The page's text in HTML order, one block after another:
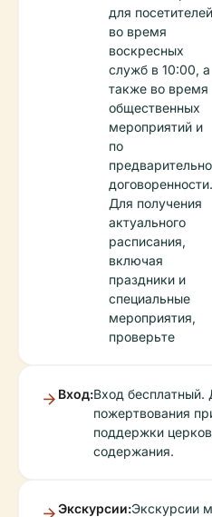
для посетителей
во время
воскресных
служб в 10:00, а
также во время
общественных
мероприятий и
по
договоренности.
Для получения
актуального
расписания,
включая
праздники и
специальные
мероприятия,
проверьте
Вход:Вход бесплатный.
пожертвования
поддержки
содержания.
Экскурсии:Экскурсии